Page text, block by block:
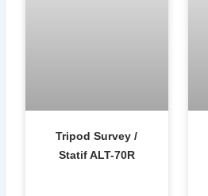
Tripod Survey /
Statif ALT-70R